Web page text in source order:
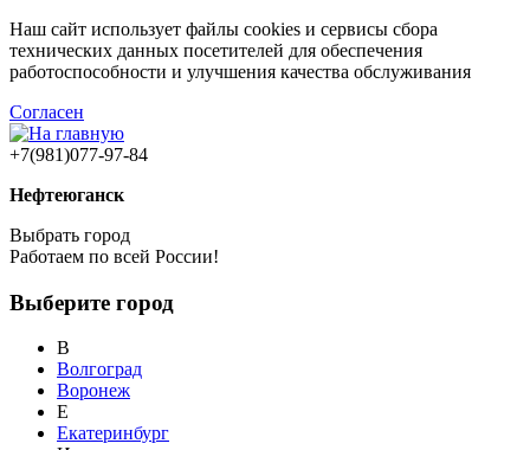
Наш сайт использует файлы cookies и сервисы сбора
технических данных посетителей для обеспечения
работоспособности и улучшения качества обслуживания
Согласен
+7(981)077-97-84
Нефтеюганск
Выбрать город
Работаем по всей России!
Выберите город
В
Волгоград
Воронеж
Е
Екатеринбург